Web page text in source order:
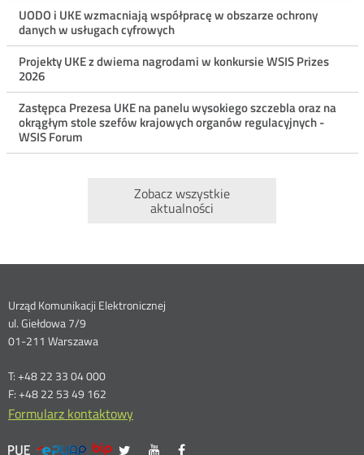
UODO i UKE wzmacniają współpracę w obszarze ochrony
danych w usługach cyfrowych
Projekty UKE z dwiema nagrodami w konkursie WSIS Prizes
2026
Zastępca Prezesa UKE na panelu wysokiego szczebla oraz na
okrągłym stole szefów krajowych organów regulacyjnych -
WSIS Forum
Zobacz wszystkie
aktualności
Dane
kontaktowe
Urząd Komunikacji Elektronicznej
ul. Giełdowa 7/9
01-211 Warszawa
T: +48 22 33 04 000
F: +48 22 53 49 162
Formularz kontaktowy
UKE
OtwórzUKE
Otwórz